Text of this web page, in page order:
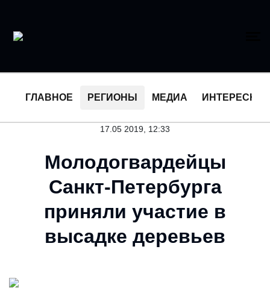
ГЛАВНОЕ РЕГИОНЫ МЕДИА ИНТЕРЕСНОЕ
17.05 2019, 12:33
Молодогвардейцы
Санкт-Петербурга
приняли участие в
высадке деревьев